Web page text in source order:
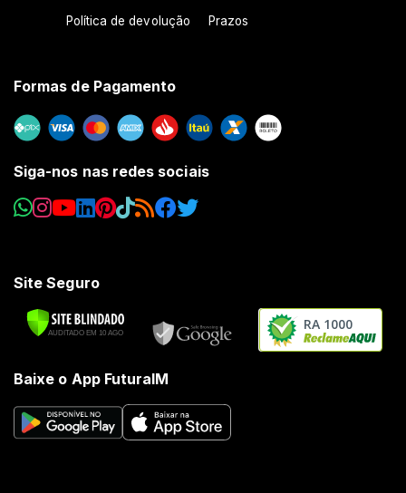
Política de devolução Prazos
Formas de Pagamento
Siga-nos nas redes sociais
Site Seguro
RA 1000
Baixe o App FuturaIM